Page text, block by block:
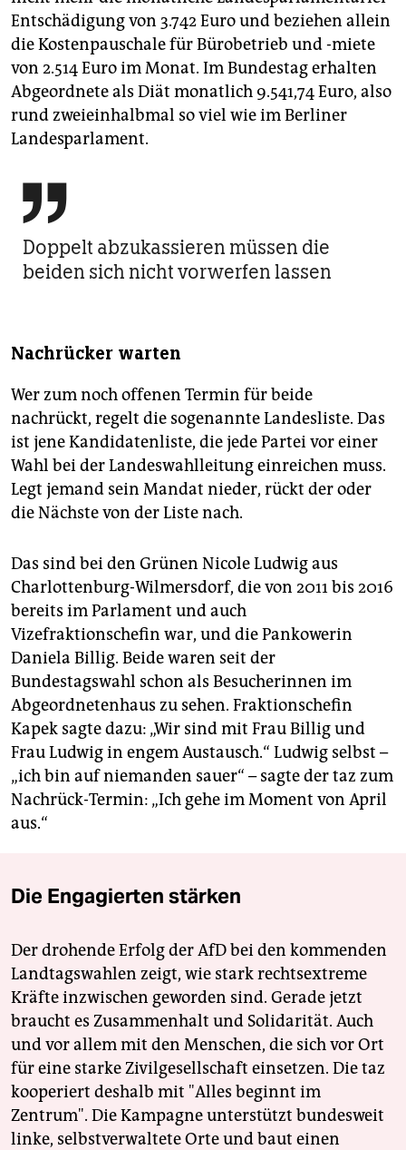
Entschädigung von 3.742 Euro und beziehen allein
die Kostenpauschale für Bürobetrieb und -miete
von 2.514 Euro im Monat. Im Bundestag erhalten
Abgeordnete als Diät monatlich 9.541,74 Euro, also
rund zweieinhalbmal so viel wie im Berliner
Landesparlament.

Doppelt abzukassieren müssen die
beiden sich nicht vorwerfen lassen
Nachrücker warten
Wer zum noch offenen Termin für beide
nachrückt, regelt die sogenannte Landesliste. Das
ist jene Kandidatenliste, die jede Partei vor einer
Wahl bei der Landeswahlleitung einreichen muss.
Legt jemand sein Mandat nieder, rückt der oder
die Nächste von der Liste nach.
Das sind bei den Grünen Nicole Ludwig aus
Charlottenburg-Wilmersdorf, die von 2011 bis 2016
bereits im Parlament und auch
Vizefraktionschefin war, und die Pankowerin
Daniela Billig. Beide waren seit der
Bundestagswahl schon als Besucherinnen im
Abgeordnetenhaus zu sehen. Frak­tionschefin
Kapek sagte dazu: „Wir sind mit Frau Billig und
Frau Ludwig in engem Austausch.“ Ludwig selbst –
„ich bin auf niemanden sauer“ – sagte der taz zum
Nachrück-Termin: „Ich gehe im Moment von April
aus.“
Die Engagierten stärken
Der drohende Erfolg der AfD bei den kommenden
Landtagswahlen zeigt, wie stark rechtsextreme
Kräfte inzwischen geworden sind. Gerade jetzt
braucht es Zusammenhalt und Solidarität. Auch
und vor allem mit den Menschen, die sich vor Ort
für eine starke Zivilgesellschaft einsetzen. Die taz
kooperiert deshalb mit "Alles beginnt im
Zentrum". Die Kampagne unterstützt bundesweit
linke, selbstverwaltete Orte und baut einen